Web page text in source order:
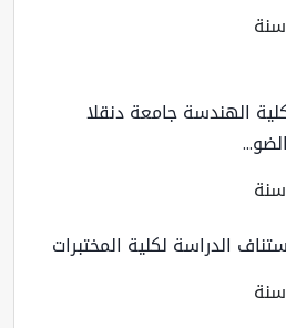
جامعة دنقلا
لكلية المختبرات